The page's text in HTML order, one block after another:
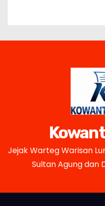
Jejak Warteg Warisan
Sultan Agung dan